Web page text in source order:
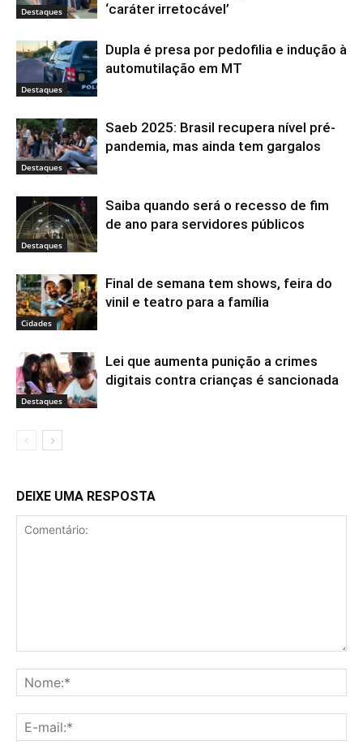
Destaques
‘caráter irretocável’
Destaques
Dupla é presa por pedofilia e indução à
automutilação em MT
Destaques
Saeb 2025: Brasil recupera nível pré-
pandemia, mas ainda tem gargalos
Destaques
Saiba quando será o recesso de fim
de ano para servidores públicos
Cidades
Final de semana tem shows, feira do
vinil e teatro para a família
Destaques
Lei que aumenta punição a crimes
digitais contra crianças é sancionada
DEIXE UMA RESPOSTA